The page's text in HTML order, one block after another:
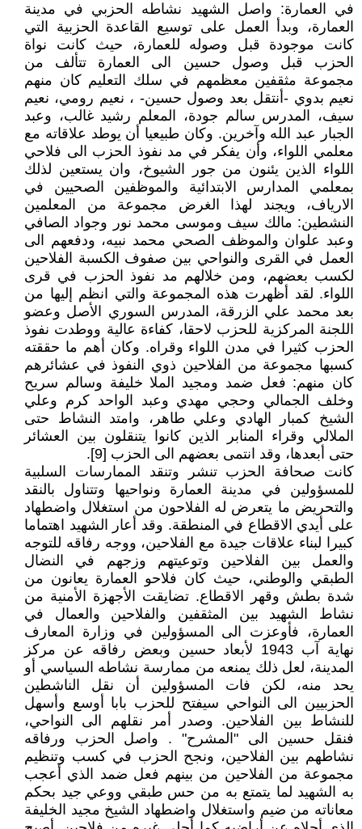
في العمارة: واصل الشهيد نشاطه الحزبي في مدينة
العمارة، وبدأ العمل على توسيع القاعدة الحزبية التي
كانت موجودة قبل وصوله للعمارة، حيث كانت نواة
الحزب قبل وصول حسين الى العمارة تتألف من
مجموعة مثقفين معظمهم في سلك التعليم كان منهم
نعيم بدوي -أنتقل بعد وصول حسين- ، نعيم رومي، نعيم
سيف، المدرس سالم جودة، المعلم رشيد غالب، وعبد
الجبار عبد الله وآخرين. وكان طبيعيا أن يوطد علاقاته مع
معلمي اللواء، وأن يفكر في مد نفوذ الحزب الى فلاحي
اللواء الذين يئنون من جور الشيوخ، وان يستعين لذلك
بمعلمي المدارس الابتدائية والموظفين الصحيين في
الارياف، ويجند لهذا الغرض مجموعة من المعلمين
النشطين: مالك سيف وموسى محمد نور وجواد الصافي
وعبد علوان والموظف الصحي محمد نبيه، ودفعهم الى
العمل في القرى والنواحي بين صفوف الكسبة الفلاحين
لكسب بعضهم، ومن خلالهم مد نفوذ الحزب في قرى
اللواء. لقد أظهرت هذه المجموعة والتي انظم إليها من
بعد محمد علي الزرقة، المدرس السوري الأصل وعضو
اللجنة المركزية للحزب لاحقا، كفاءة عالية ووطدت نفوذ
الحزب كثيرا في مدن اللواء وقراه. وكان أهم ما حققته
كسبها مجموعة من الفلاحين ذوي النفوذ في عشائرهم
كان منهم: فعل ضمد ومجيد الملا خليفة وسالم سريح
وخلف الجمالي وحجي مهدي وعبد الواحد كرم وعلي
الشيخ كمبار الهادي وعلي طاهر، وامتد النشاط حتى
الملالي وقراء المنابر الذين كانوا يتنقلون بين العشائر
حتى أبعدها، وقد انتمى بعضهم الى الحزب [9].
كانت صحافة الحزب تنشر وتنقد الممارسات السلبية
للمسؤولين في مدينة العمارة ونواحيها وتتناول بالنقد
والتحريض ما يتعرض له الفلاحون من استغلال واضطهاد
على أيدي الاقطاع في المنطقة. وقد أعار الشهيد اهتماما
كبيرا لبناء علاقات جيدة مع الفلاحين، ووجه رفاقه للتوجه
والعمل بين الفلاحين وتوعيتهم وزجهم في النضال
الطبقي والوطني، حيث كان فلاحو العمارة يعانون من
شدة بطش وقهر الاقطاع. تضايقت الأجهزة الأمنية من
نشاط الشهيد بين المثقفين والفلاحين والعمال في
العمارة، فأوعزت الى المسؤولين في وزارة المعارف
نهاية آب 1943 لأبعاد حسين وبعض رفاقه عن مركز
المدينة، لعل ذلك يمنعه من ممارسة نشاطه السياسي أو
يحد منه، لكن فات المسؤولين أن نقل الناشطين
الحزبيين الى النواحي سيفتح للحزب بابا أوسع وأسهل
للنشاط بين الفلاحين. وصدر أمر نقلهم الى النواحي،
فنقل حسين الى "المشرح" . واصل الحزب ورفاقه
نشاطهم بين الفلاحين، ونجح الحزب في كسب وتنظيم
مجموعة من الفلاحين من بينهم فعل ضمد الذي أعجب
به الشهيد لما يتمتع به من حس طبقي ووعي جيد بحكم
معاناته من ضيم واستغلال واضطهاد الشيخ مجيد الخليفة